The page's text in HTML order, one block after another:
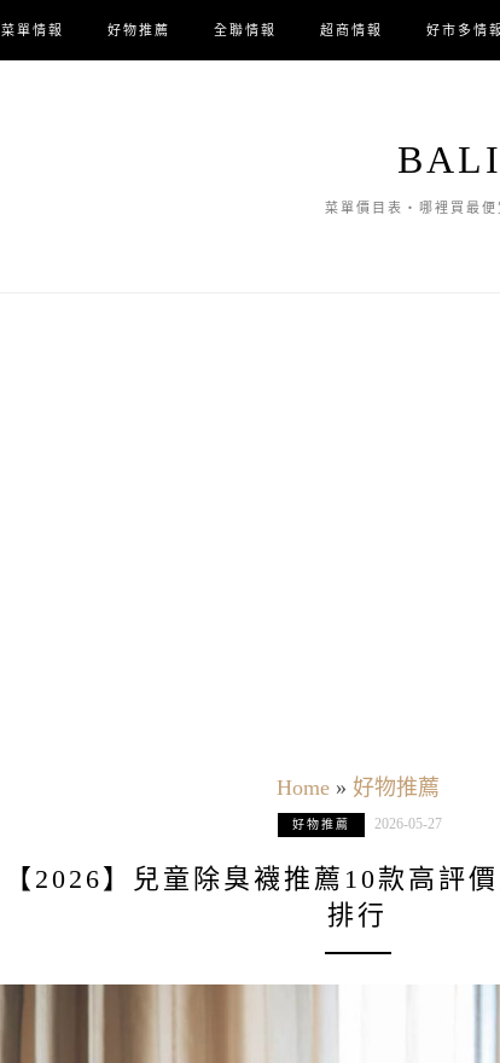
菜單情報 好物推薦 全聯情報 超商情報 好市多情
菜單價目表・哪裡買最
Home» 好物推薦
好物推薦 2026-05-27
【2026】兒童除臭襪推薦10款高評
排行